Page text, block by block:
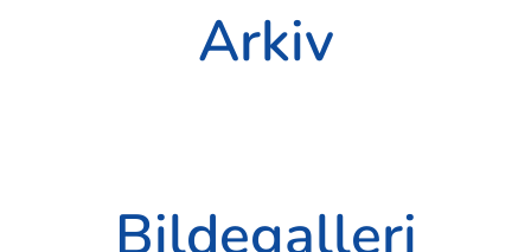
Arkiv
Bildegalleri